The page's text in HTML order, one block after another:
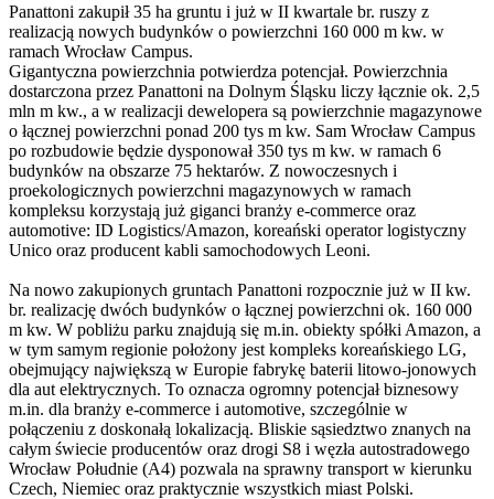
Panattoni zakupił 35 ha gruntu i już w II kwartale br. ruszy z
realizacją nowych budynków o powierzchni 160 000 m kw. w
ramach Wrocław Campus.
Gigantyczna powierzchnia potwierdza potencjał. Powierzchnia
dostarczona przez Panattoni na Dolnym Śląsku liczy łącznie ok. 2,5
mln m kw., a w realizacji dewelopera są powierzchnie magazynowe
o łącznej powierzchni ponad 200 tys m kw. Sam Wrocław Campus
po rozbudowie będzie dysponował 350 tys m kw. w ramach 6
budynków na obszarze 75 hektarów. Z nowoczesnych i
proekologicznych powierzchni magazynowych w ramach
kompleksu korzystają już giganci branży e-commerce oraz
automotive: ID Logistics/Amazon, koreański operator logistyczny
Unico oraz producent kabli samochodowych Leoni.
Na nowo zakupionych gruntach Panattoni rozpocznie już w II kw.
br. realizację dwóch budynków o łącznej powierzchni ok. 160 000
m kw. W pobliżu parku znajdują się m.in. obiekty spółki Amazon, a
w tym samym regionie położony jest kompleks koreańskiego LG,
obejmujący największą w Europie fabrykę baterii litowo-jonowych
dla aut elektrycznych. To oznacza ogromny potencjał biznesowy
m.in. dla branży e-commerce i automotive, szczególnie w
połączeniu z doskonałą lokalizacją. Bliskie sąsiedztwo znanych na
całym świecie producentów oraz drogi S8 i węzła autostradowego
Wrocław Południe (A4) pozwala na sprawny transport w kierunku
Czech, Niemiec oraz praktycznie wszystkich miast Polski.